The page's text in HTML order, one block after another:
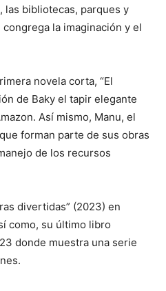
bibliotecas, parques y
la imaginación y el
novela corta, “El
de Baky el tapir elegante
Así mismo, Manu, el
forman parte de sus obras
de los recursos
divertidas” (2023) en
como, su último libro
donde muestra una serie